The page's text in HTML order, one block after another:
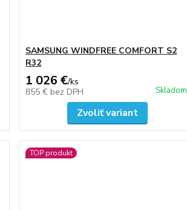
SAMSUNG WINDFREE COMFORT S2
R32
1 026 €/ks
855 € bez DPH Skladom
Zvoliť variant
TOP produkt